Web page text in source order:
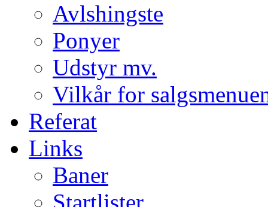
Avlshingste
Ponyer
Udstyr mv.
Vilkår for
Referat
Links
Baner